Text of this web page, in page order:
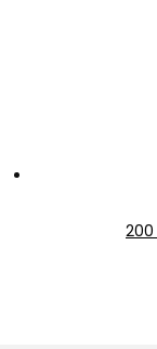
200